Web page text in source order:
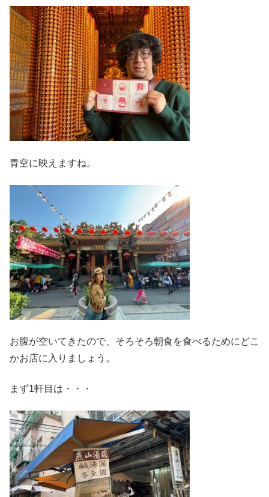
青空に映えますね。
お腹が空いてきたので、そろそろ朝食を食べるためにどこ
かお店に入りましょう。
まず1軒目は・・・